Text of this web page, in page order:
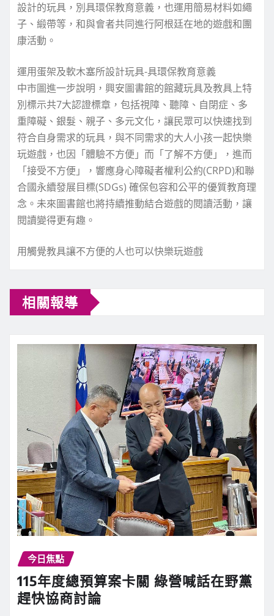
設計的玩具，別具環保教育意義，也運用簡易材料如繩
子、緞帶等，和與會者共同進行阿根廷在地的遊戲和團
康活動。
運用蛋架及軟木塞所設計玩具-具環保教育意義
中市圖進一步說明，興安圖書館的館藏玩具及教具上特
別標示共7大認證標章，包括視障、聽障、自閉症、多
重障礙、銀髮、親子、多元文化，讓民眾可以快速找到
符合自身需求的玩具，與不同需求的大人小孩一起快樂
玩遊戲，也因「體驗不方便」而「了解不方便」，進而
「接受不方便」，響應身心障礙者權利公約(CRPD)和聯
合國永續發展目標(SDGs) 確保包容和公平的優質教育理
念。未來圖書館也將持續推動結合遊戲的閱讀活動，讓
閱讀變得更有趣。
用觸覺教具讓不方便的人也可以快樂玩遊戲
相關報導
今日焦點
115年度總預算案卡關 綠營喊話在野黨
趕快協商討論